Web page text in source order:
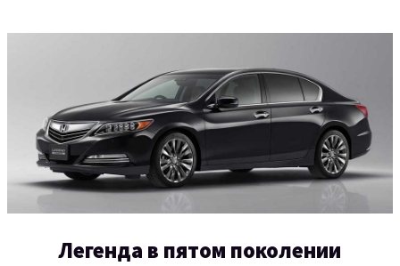
Легенда в пятом поколении